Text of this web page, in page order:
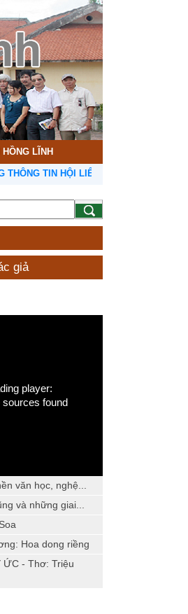
LĨNH
TIN HỘI LIÊN HIỆP VĂN HỌC NGHỆ
giả
player:
sources found
văn học, nghệ...
và những giai...
Hoa dong riềng
ỨC - Thơ: Triệu